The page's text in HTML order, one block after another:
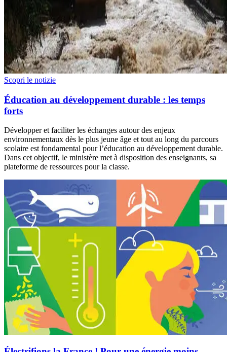
Scopri le notizie
Éducation au développement durable : les temps
forts
Développer et faciliter les échanges autour des enjeux
environnementaux dès le plus jeune âge et tout au long du parcours
scolaire est fondamental pour l’éducation au développement durable.
Dans cet objectif, le ministère met à disposition des enseignants, sa
plateforme de ressources pour la classe.